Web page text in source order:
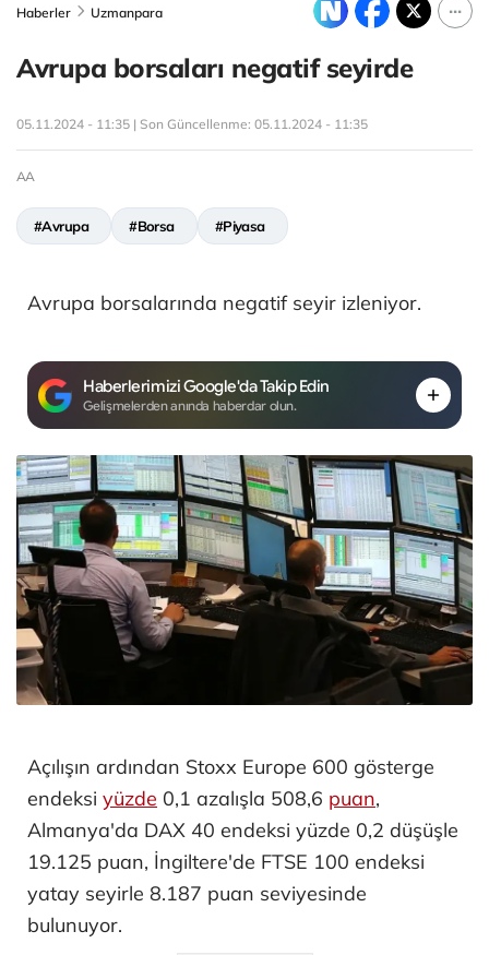
Haberler Uzmanpara
Avrupa borsaları negatif seyirde
05.11.2024 - 11:35 | Son Güncellenme: 05.11.2024 - 11:35
AA
#Avrupa #Borsa #Piyasa
Avrupa borsalarında negatif seyir izleniyor.
Haberlerimizi Google'da Takip Edin
Gelişmelerden anında haberdar olun.
Açılışın ardından Stoxx Europe 600 gösterge
endeksi yüzde 0,1 azalışla 508,6 puan,
Almanya'da DAX 40 endeksi yüzde 0,2 düşüşle
19.125 puan, İngiltere'de FTSE 100 endeksi
yatay seyirle 8.187 puan seviyesinde
bulunuyor.